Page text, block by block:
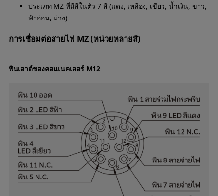
ประเภท MZ ที่มีสีในตัว 7 สี (แดง, เหลือง, เขียว, น้ำเงิน, ขาว,
ฟ้าอ่อน, ม่วง)
การเชื่อมต่อสายไฟ MZ (หน่วยหลายสี)
พินเอาต์ของคอนเนคเตอร์ M12